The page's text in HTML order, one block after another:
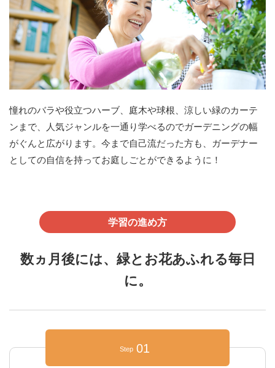
憧れのバラや役立つハーブ、庭木や球根、涼しい緑のカーテ
ンまで、人気ジャンルを一通り学べるのでガーデニングの幅
がぐんと広がります。今まで自己流だった方も、ガーデナー
としての自信を持ってお庭しごとができるように！
学習の進め方
数ヵ月後には、緑とお花あふれる毎日
に。
Step 01